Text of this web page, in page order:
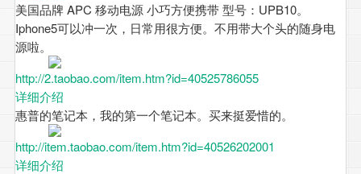
美国品牌 APC 移动电源 小巧方便携带 型号：UPB10。
Iphone5可以冲一次，日常用很方便。不用带大个头的随身电
源啦。
http://2.taobao.com/item.htm?id=40525786055
详细介绍
惠普的笔记本，我的第一个笔记本。买来挺爱惜的。
http://item.taobao.com/item.htm?id=40526202001
详细介绍